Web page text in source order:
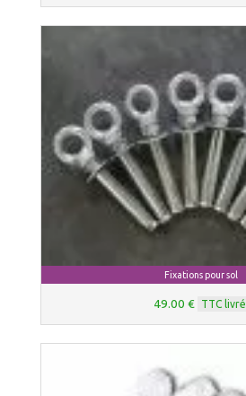
Fixations pour sol
49.00 € TTC livré